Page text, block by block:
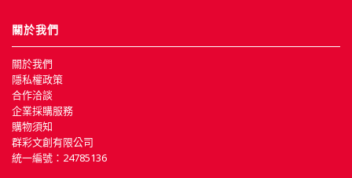
關於我們
關於我們
隱私權政策
合作洽談
企業採購服務
購物須知
群彩文創有限公司
統一編號：24785136